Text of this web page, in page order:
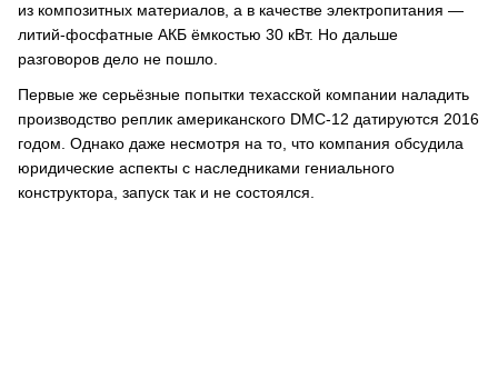
из композитных материалов, а в качестве электропитания —
литий-фосфатные АКБ ёмкостью 30 кВт. Но дальше
разговоров дело не пошло.
Первые же серьёзные попытки техасской компании наладить
производство реплик американского DMC-12 датируются 2016
годом. Однако даже несмотря на то, что компания обсудила
юридические аспекты с наследниками гениального
конструктора, запуск так и не состоялся.